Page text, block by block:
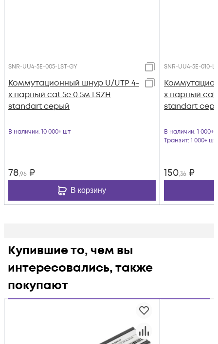
SNR-UU4-5E-005-LST-GY
Коммутационный шнур U/UTP 4-
х парный cat.5e 0.5м LSZH
standart серый
В наличии: 10 000+ шт
78,96 ₽
В корзину
SNR-UU4-5E-010-
х парный
standart
В наличии: 1 000+
Транзит: 1 000+ шт
150,36 ₽
Купившие то, чем вы
интересовались, также
покупают